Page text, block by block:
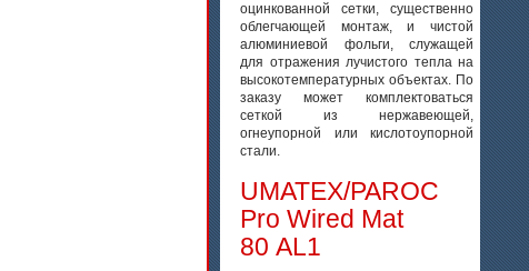
оцинкованной сетки, существенно
облегчающей монтаж, и чистой
алюминиевой фольги, служащей
для отражения лучистого тепла на
высокотемпературных объектах. По
заказу может комплектоваться
сеткой из нержавеющей,
огнеупорной или кислотоупорной
стали.
UMATEX/PAROC
Pro Wired Mat
80 AL1